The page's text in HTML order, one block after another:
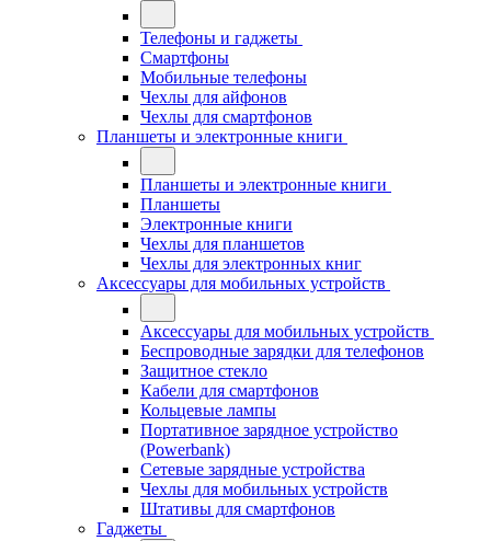
Телефоны и гаджеты
Смартфоны
Мобильные телефоны
Чехлы для айфонов
Чехлы для смартфонов
Планшеты и электронные книги
Планшеты и электронные книги
Планшеты
Электронные книги
Чехлы для планшетов
Чехлы для электронных книг
Аксессуары для мобильных устройств
Аксессуары для мобильных устройств
Беспроводные зарядки для телефонов
Защитное стекло
Кабели для смартфонов
Кольцевые лампы
Портативное зарядное устройство
(Powerbank)
Сетевые зарядные устройства
Чехлы для мобильных устройств
Штативы для смартфонов
Гаджеты